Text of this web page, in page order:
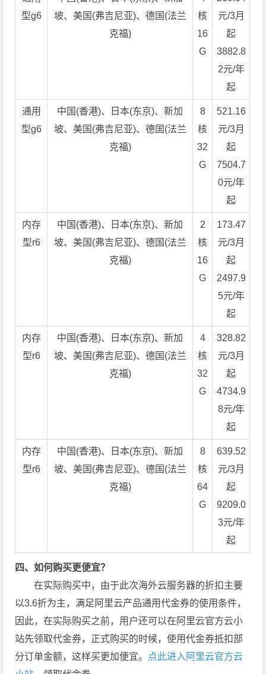
型g6
坡、美国(弗吉尼亚)、德国(法兰
克福)
核
16
G
元/3月
起
3882.8
2元/年
起
通用
型g6
中国(香港)、日本(东京)、新加
坡、美国(弗吉尼亚)、德国(法兰
克福)
8
核
32
G
521.16
元/3月
起
7504.7
0元/年
起
内存
型r6
中国(香港)、日本(东京)、新加
坡、美国(弗吉尼亚)、德国(法兰
克福)
2
核
16
G
173.47
元/3月
起
2497.9
5元/年
起
内存
型r6
中国(香港)、日本(东京)、新加
坡、美国(弗吉尼亚)、德国(法兰
克福)
4
核
32
G
328.82
元/3月
起
4734.9
8元/年
起
内存
型r6
中国(香港)、日本(东京)、新加
坡、美国(弗吉尼亚)、德国(法兰
克福)
8
核
64
G
639.52
元/3月
起
9209.0
3元/年
起
四、如何购买更便宜？
在实际购买中，由于此次海外云服务器的折扣主要
以3.6折为主，满足阿里云产品通用代金券的使用条件，
因此，在实际购买之前，用户还可以在阿里云官方云小
站先领取代金券，正式购买的时候，使用代金券抵扣部
分订单金额，这样买更加便宜。 点此进入阿里云官方云